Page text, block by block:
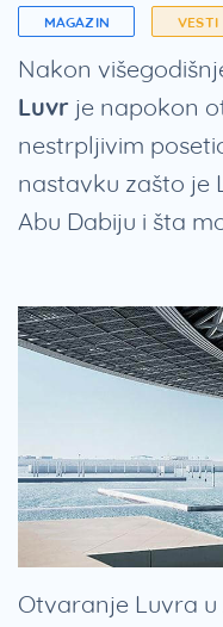
MAGAZIN VESTI
Nakon
Luvr je napokon
nestrpljivim
nastavku zašto je
Abu Dabiju i šta
Otvaranje Luvra u